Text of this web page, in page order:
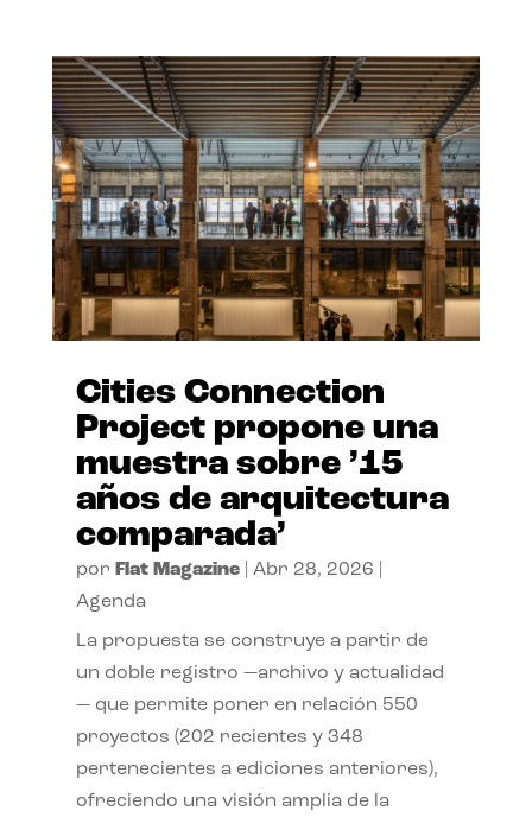
Cities Connection
Project propone una
muestra sobre ’15
años de arquitectura
comparada’
por Flat Magazine| Abr 28, 2026
Agenda
La propuesta se construye a partir de
un doble registro —archivo y actualidad
— que permite poner en relación 550
proyectos (202 recientes y 348
pertenecientes a ediciones anteriores),
ofreciendo una visión amplia de la